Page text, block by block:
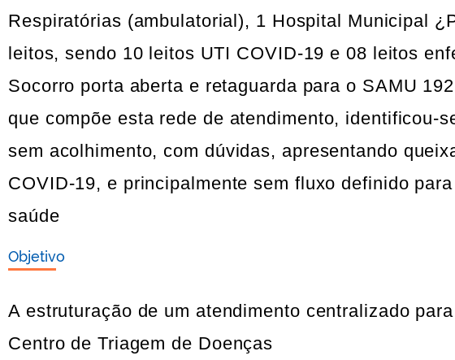
Respiratórias (ambulatorial), 1 Hospital Municipal
leitos, sendo 10 leitos UTI COVID-19 e 08 leitos
Socorro porta aberta e retaguarda para o SAMU
que compõe esta rede de atendimento, identificou-
sem acolhimento, com dúvidas, apresentando
COVID-19, e principalmente sem fluxo definido
saúde
Objetivo
A estruturação de um atendimento centralizado
Centro de Triagem de Doenças